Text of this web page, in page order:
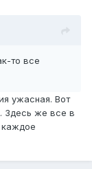
то все
ужасная. Вот
Здесь же все в
каждое